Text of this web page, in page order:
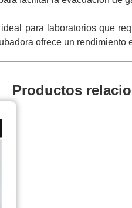
para laboratorios que
ofrece un
Productos